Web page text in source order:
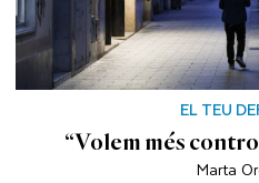
EL TEU
“Volem més
Marta